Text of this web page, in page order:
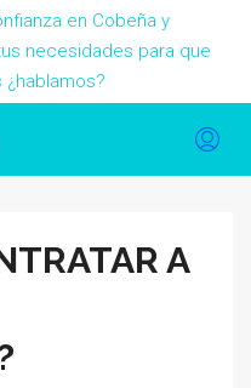
en Cobeña y
necesidades para que
A